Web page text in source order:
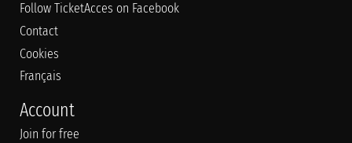
Follow TicketAcces on Facebook
Contact
Cookies
Français
Account
Join for free